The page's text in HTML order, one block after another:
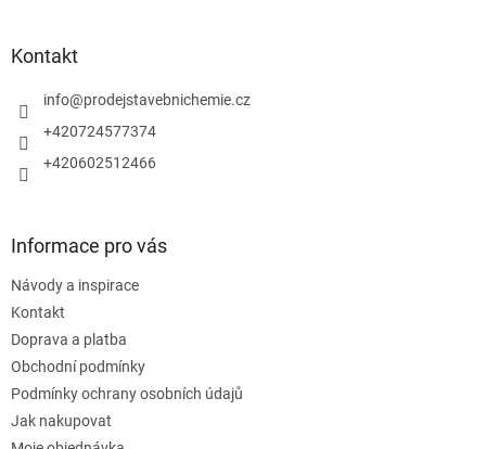
Kontakt
info@prodejstavebnichemie.cz
+420724577374
+420602512466
Informace pro vás
Návody a inspirace
Kontakt
Doprava a platba
Obchodní podmínky
Podmínky ochrany osobních údajů
Jak nakupovat